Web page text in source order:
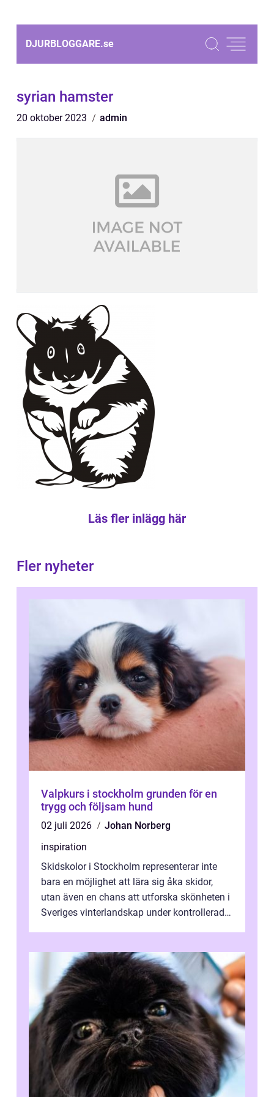
DJURBLOGGARE.se
syrian hamster
20 oktober 2023 admin
Läs fler inlägg här
Fler nyheter
Valpkurs i stockholm grunden för en
trygg och följsam hund
02 juli 2026
Johan Norberg
inspiration
Skidskolor i Stockholm representerar inte
bara en möjlighet att lära sig åka skidor,
utan även en chans att utforska skönheten i
Sveriges vinterlandskap under kontrollerade